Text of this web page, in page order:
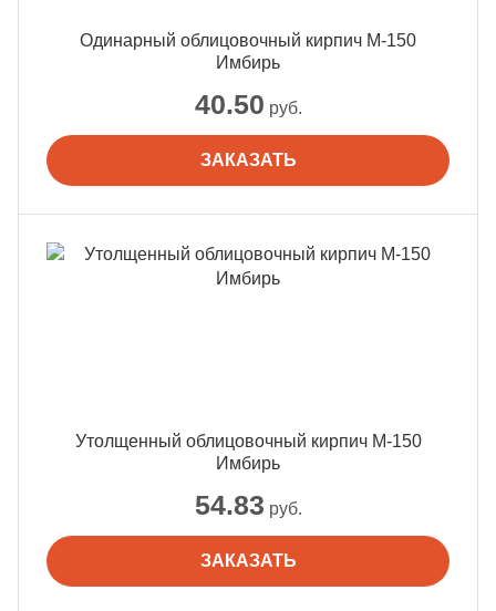
40.50 руб.
ЗАКАЗАТЬ
Одинарный облицовочный кирпич М-150
Имбирь
54.83 руб.
ЗАКАЗАТЬ
Утолщенный облицовочный кирпич М-150
Имбирь